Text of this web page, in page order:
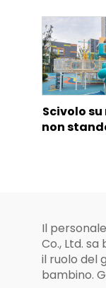
Scivolo
non
Il
Co., Ltd.
il ruolo del
bambino.